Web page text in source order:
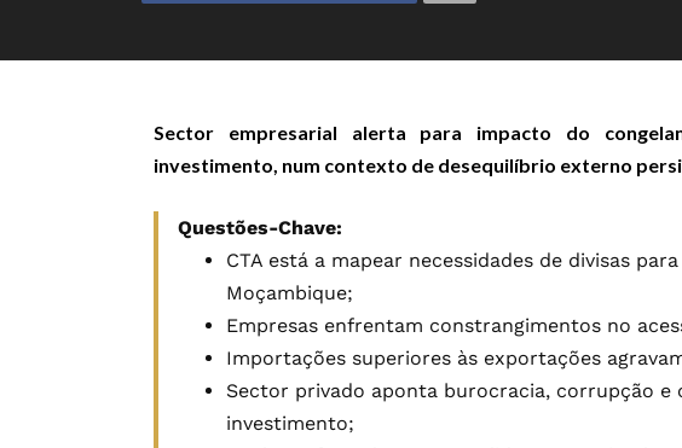
Sector empresarial alerta para impacto do
investimento, num contexto de desequilíbrio externo
Questões-Chave:
CTA está a mapear necessidades de divisas
Moçambique;
Empresas enfrentam constrangimentos no
Importações superiores às exportações
Sector privado aponta burocracia, corrupção e
investimento;